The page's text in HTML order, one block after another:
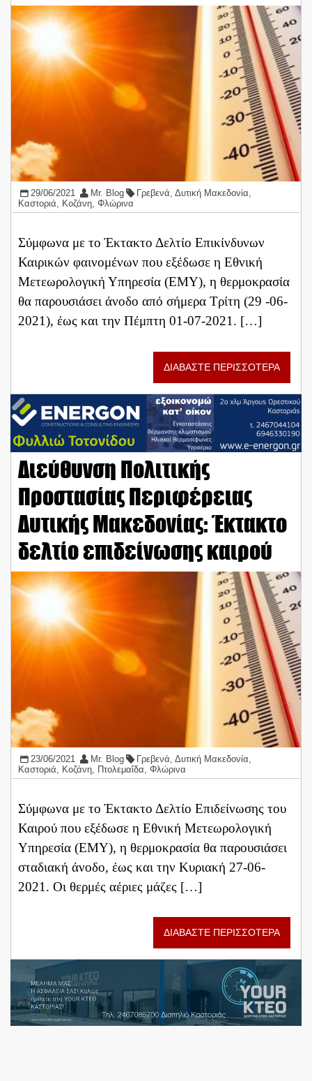
29/06/2021 Mr. Blog Γρεβενά, Δυτική Μακεδονία,
Καστοριά, Κοζάνη, Φλώρινα
Σύμφωνα με το Έκτακτο Δελτίο Επικίνδυνων
Καιρικών φαινομένων που εξέδωσε η Εθνική
Μετεωρολογική Υπηρεσία (ΕΜΥ), η θερμοκρασία
θα παρουσιάσει άνοδο από σήμερα Τρίτη (29 -06-
2021), έως και την Πέμπτη 01-07-2021. […]
ΔΙΑΒΑΣΤΕ ΠΕΡΙΣΣΟΤΕΡΑ
Διεύθυνση Πολιτικής
Προστασίας Περιφέρειας
Δυτικής Μακεδονίας: Έκτακτο
δελτίο επιδείνωσης καιρού
23/06/2021 Mr. Blog Γρεβενά, Δυτική Μακεδονία,
Καστοριά, Κοζάνη, Πτολεμαΐδα, Φλώρινα
Σύμφωνα με το Έκτακτο Δελτίο Επιδείνωσης του
Καιρού που εξέδωσε η Εθνική Μετεωρολογική
Υπηρεσία (ΕΜΥ), η θερμοκρασία θα παρουσιάσει
σταδιακή άνοδο, έως και την Κυριακή 27-06-
2021. Οι θερμές αέριες μάζες […]
ΔΙΑΒΑΣΤΕ ΠΕΡΙΣΣΟΤΕΡΑ